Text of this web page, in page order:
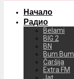
Начало
Радио
Belami
BIG 2
BN
Bum Bum
Čaršija
Extra FM